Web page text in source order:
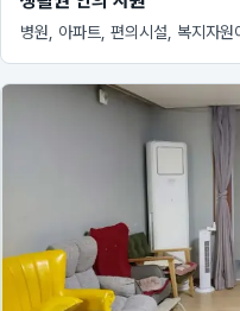
병원, 아파트, 편의시설, 복지자